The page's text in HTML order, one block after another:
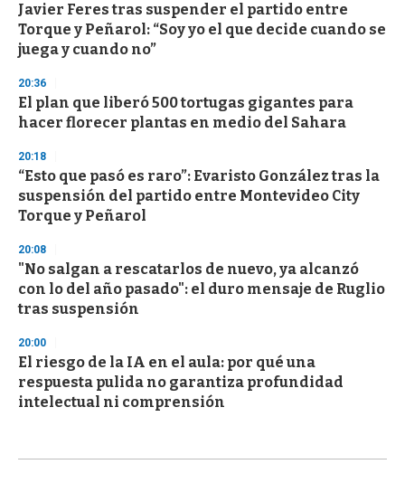
Javier Feres tras suspender el partido entre
Torque y Peñarol: “Soy yo el que decide cuando se
juega y cuando no”
20:36
El plan que liberó 500 tortugas gigantes para
hacer florecer plantas en medio del Sahara
20:18
“Esto que pasó es raro”: Evaristo González tras la
suspensión del partido entre Montevideo City
Torque y Peñarol
20:08
"No salgan a rescatarlos de nuevo, ya alcanzó
con lo del año pasado": el duro mensaje de Ruglio
tras suspensión
20:00
El riesgo de la IA en el aula: por qué una
respuesta pulida no garantiza profundidad
intelectual ni comprensión